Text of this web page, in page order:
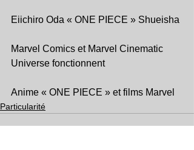
Eiichiro Oda « ONE PIECE » Shueisha
Marvel Comics et Marvel Cinematic
Universe fonctionnent
Anime « ONE PIECE » et films Marvel
Particularité